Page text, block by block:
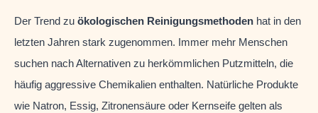
Der Trend zu ökologischen Reinigungsmethoden hat in den
letzten Jahren stark zugenommen. Immer mehr Menschen
suchen nach Alternativen zu herkömmlichen Putzmitteln, die
häufig aggressive Chemikalien enthalten. Natürliche Produkte
wie Natron, Essig, Zitronensäure oder Kernseife gelten als